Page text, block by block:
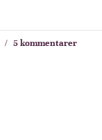
5 kommentarer